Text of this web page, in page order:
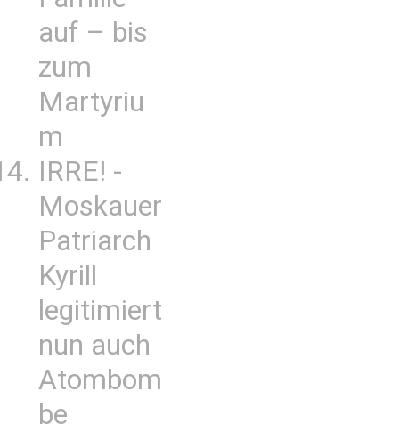
auf – bis
zum
Martyriu
m
IRRE! -
Moskauer
Patriarch
Kyrill
legitimiert
nun auch
Atombom
be